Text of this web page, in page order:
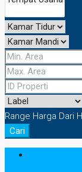
Range Harga Dari
Cari